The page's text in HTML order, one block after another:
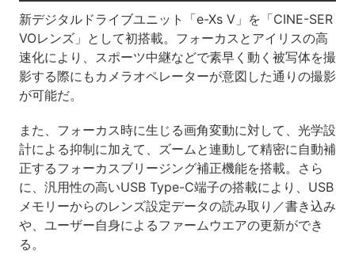
新デジタルドライブユニット「e-Xs V」を「CINE-SER
VOレンズ」として初搭載。フォーカスとアイリスの高
速化により、スポーツ中継などで素早く動く被写体を撮
影する際にもカメラオペレーターが意図した通りの撮影
が可能だ。
また、フォーカス時に生じる画角変動に対して、光学設
計による抑制に加えて、ズームと連動して精密に自動補
正するフォーカスブリージング補正機能を搭載。さら
に、汎用性の高いUSB Type-C端子の搭載により、USB
メモリーからのレンズ設定データの読み取り／書き込み
や、ユーザー自身によるファームウエアの更新ができ
る。